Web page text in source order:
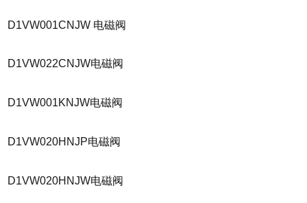
D1VW001CNJW 电磁阀
D1VW022CNJW电磁阀
D1VW001KNJW电磁阀
D1VW020HNJP电磁阀
D1VW020HNJW电磁阀